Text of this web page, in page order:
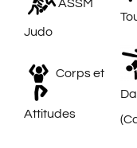
ASSM
Judo
Corps et
Attitudes